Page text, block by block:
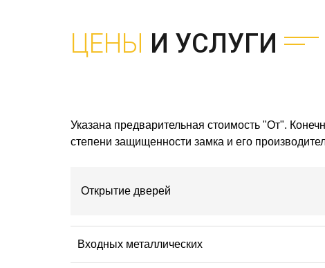
ЦЕНЫ И УСЛУГИ
Указана предварительная стоимость "От".
степени защищенности замка и его
Открытие дверей
Входных металлических